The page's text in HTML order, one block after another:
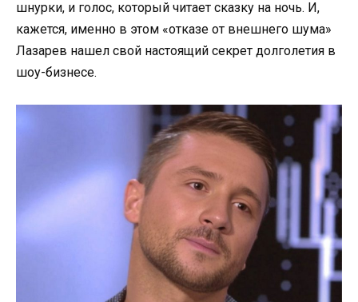
шнурки, и голос, который читает сказку на ночь. И,
кажется, именно в этом «отказе от внешнего шума»
Лазарев нашел свой настоящий секрет долголетия в
шоу-бизнесе.